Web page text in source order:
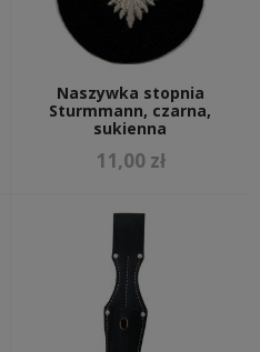
Naszywka stopnia
Sturmmann, czarna,
sukienna
11,00 zł